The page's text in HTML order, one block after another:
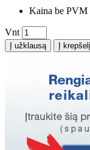
Kaina be PVM
Vnt
Į užklausą Į krepšelį